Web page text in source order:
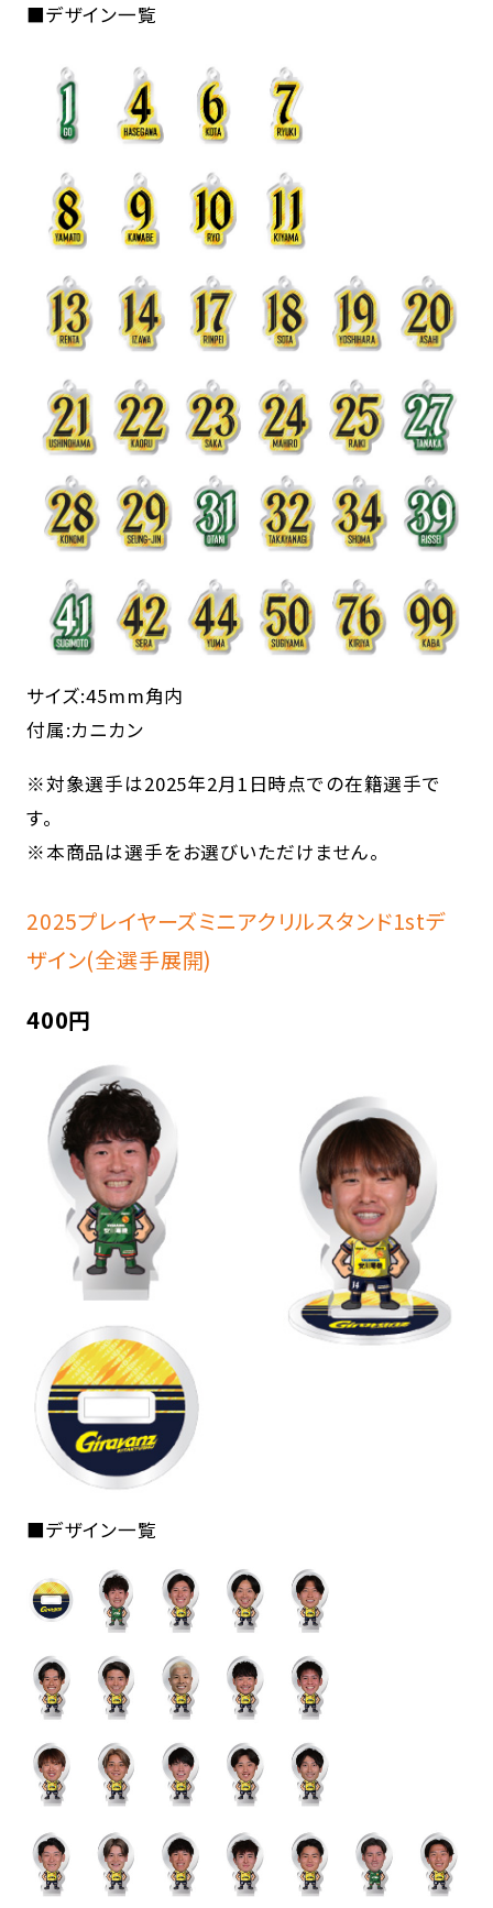
■デザイン一覧
サイズ:45mm角内
付属:カニカン
※対象選手は2025年2月1日時点での在籍選手で
す。
※本商品は選手をお選びいただけません。
2025プレイヤーズミニアクリルスタンド1stデ
ザイン(全選手展開)
400円
■デザイン一覧